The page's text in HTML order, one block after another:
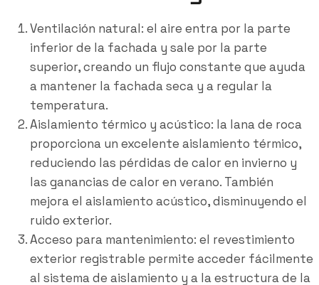
Ventilación natural: el aire entra por la parte
inferior de la fachada y sale por la parte
superior, creando un flujo constante que ayuda
a mantener la fachada seca y a regular la
temperatura.
Aislamiento térmico y acústico: la lana de roca
proporciona un excelente aislamiento térmico,
reduciendo las pérdidas de calor en invierno y
las ganancias de calor en verano. También
mejora el aislamiento acústico, disminuyendo el
ruido exterior.
Acceso para mantenimiento: el revestimiento
exterior registrable permite acceder fácilmente
al sistema de aislamiento y a la estructura de la